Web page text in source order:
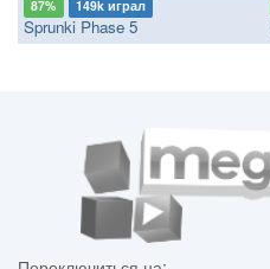
87% 149k играл
Sprunki Phase 5